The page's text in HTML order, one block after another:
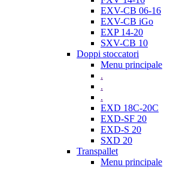
EXV-CB 06-16
EXV-CB iGo
EXP 14-20
SXV-CB 10
Doppi stoccatori
Menu principale
.
.
.
EXD 18C-20C
EXD-SF 20
EXD-S 20
SXD 20
Transpallet
Menu principale